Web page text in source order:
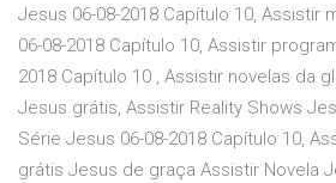
Jesus 06-08-2018 Capítulo 10, Assistir
06-08-2018 Capítulo 10, Assistir
2018 Capítulo 10 , Assistir novelas da
Jesus grátis, Assistir Reality Shows
Série Jesus 06-08-2018 Capítulo 10,
grátis Jesus de graça Assistir Novela